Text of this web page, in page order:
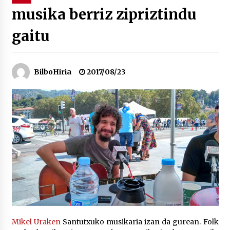
Bakaikuko barnetegitik gazteek egindako saio
2026/07/16
Tuba eta bonbardinoaren astea, Bilboko
Kontserbatorioan protagonista
2026/07/16
Auzoportala : 1×04 Auzofoniak
2026/07/15
2026/07/09
musika berriz zipriztindu
gaitu
BilboHiria 2017/08/23
Mikel Uraken Santutxuko musikaria izan da gurean. Folk